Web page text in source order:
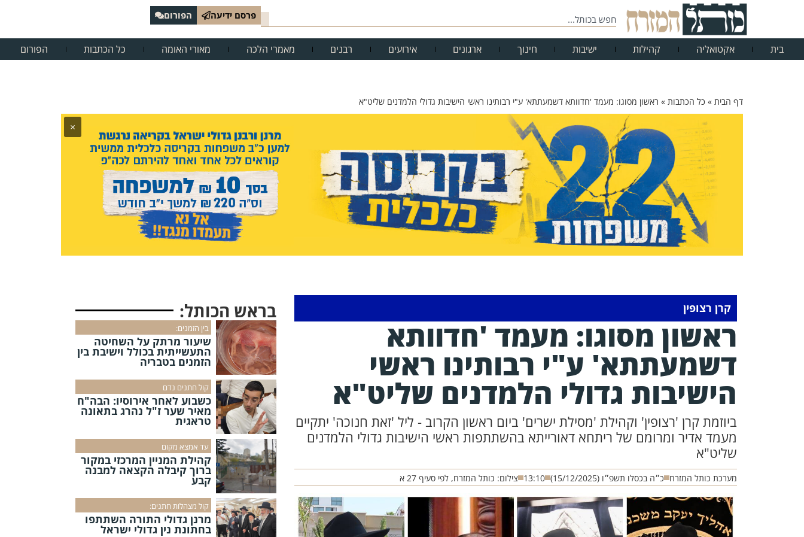
פרסם ידיעה הפורום
בית אקטואליה קהילות ישיבות חינוך ארגונים אירועים רבנים מאמרי הלכה מאורי האומה כל הכתבות הפורום
דף הבית » כל הכתבות » ראשון מסוגו: מעמד 'חדוותא דשמעתתא' ע"י רבותינו ראשי הישיבות גדולי הלמדנים שליט"א
×
קרן רצופין
ראשון מסוגו: מעמד 'חדוותא
דשמעתתא' ע"י רבותינו ראשי
הישיבות גדולי הלמדנים שליט"א
ביוזמת קרן 'רצופין' וקהילת 'מסילת ישרים' ביום ראשון הקרוב - ליל 'זאת חנוכה' יתקיים
מעמד אדיר ומרומם של ריתחא דאורייתא בהשתתפות ראשי הישיבות גדולי הלמדנים
שליט"א
מערכת כותל המזרח כ״ה בכסלו תשפ״ו (15/12/2025) 13:10 צילום: כותל המזרח, לפי סעיף 27 א
בראש הכותל:
בין הזמנים:
שיעור מרתק על השחיטה
התעשייתית בכולל וישיבת בין
הזמנים בטבריה
קול חתנים נדם
כשבוע לאחר אירוסיו: הבה"ח
מאיר שער ז"ל נהרג בתאונה
טראגית
עד אמצא מקום
קהילת המניין המרכזי במקור
ברוך קיבלה הקצאה למבנה
קבע
קול מצהלות חתנים:
מרנן גדולי התורה השתתפו
בחתונת נין גדולי ישראל